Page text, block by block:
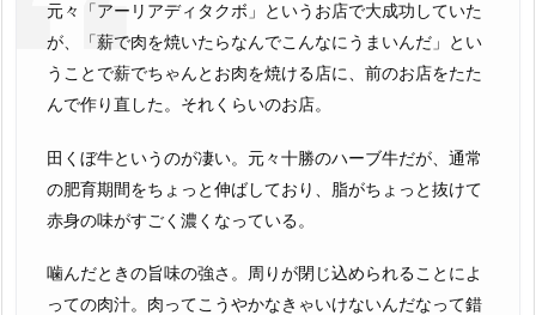
元々「アーリアディタクボ」というお店で大成功していた
が、「薪で肉を焼いたらなんでこんなにうまいんだ」とい
うことで薪でちゃんとお肉を焼ける店に、前のお店をたた
んで作り直した。それくらいのお店。
田くぼ牛というのが凄い。元々十勝のハーブ牛だが、通常
の肥育期間をちょっと伸ばしており、脂がちょっと抜けて
赤身の味がすごく濃くなっている。
噛んだときの旨味の強さ。周りが閉じ込められることによ
っての肉汁。肉ってこうやかなきゃいけないんだなって錯